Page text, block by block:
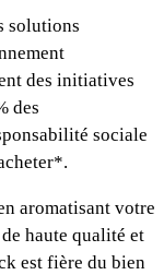
solutions
des initiatives
des
sociale
aromatisant votre
haute qualité et
est fière du bien